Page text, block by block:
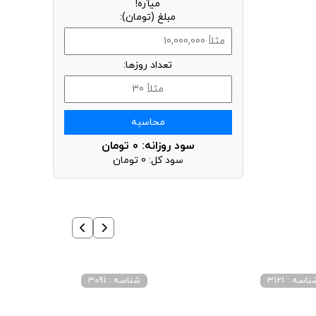
میآره!
مبلغ (تومان):
تعداد روزها:
محاسبه
سود روزانه: 0 تومان
سود کل: 0 تومان
: 3121 شناسه : 3091